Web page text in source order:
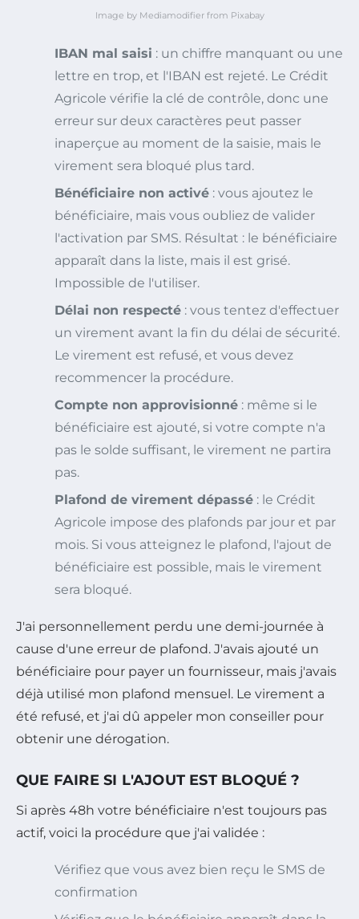
Image by Mediamodifier from Pixabay
IBAN mal saisi : un chiffre manquant ou une
lettre en trop, et l'IBAN est rejeté. Le Crédit
Agricole vérifie la clé de contrôle, donc une
erreur sur deux caractères peut passer
inaperçue au moment de la saisie, mais le
virement sera bloqué plus tard.
Bénéficiaire non activé : vous ajoutez le
bénéficiaire, mais vous oubliez de valider
l'activation par SMS. Résultat : le bénéficiaire
apparaît dans la liste, mais il est grisé.
Impossible de l'utiliser.
Délai non respecté : vous tentez d'effectuer
un virement avant la fin du délai de sécurité.
Le virement est refusé, et vous devez
recommencer la procédure.
Compte non approvisionné : même si le
bénéficiaire est ajouté, si votre compte n'a
pas le solde suffisant, le virement ne partira
pas.
Plafond de virement dépassé : le Crédit
Agricole impose des plafonds par jour et par
mois. Si vous atteignez le plafond, l'ajout de
bénéficiaire est possible, mais le virement
sera bloqué.
J'ai personnellement perdu une demi-journée à
cause d'une erreur de plafond. J'avais ajouté un
bénéficiaire pour payer un fournisseur, mais j'avais
déjà utilisé mon plafond mensuel. Le virement a
été refusé, et j'ai dû appeler mon conseiller pour
obtenir une dérogation.
QUE FAIRE SI L'AJOUT EST BLOQUÉ ?
Si après 48h votre bénéficiaire n'est toujours pas
actif, voici la procédure que j'ai validée :
Vérifiez que vous avez bien reçu le SMS de
confirmation